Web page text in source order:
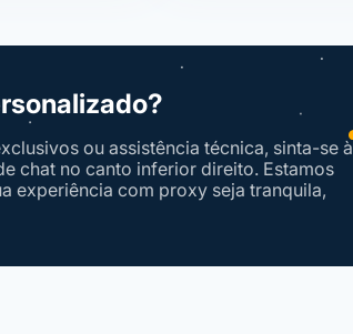
ou assistência técnica, sinta-se à
chat no canto inferior direito. Estamos
experiência com proxy seja tranquila,